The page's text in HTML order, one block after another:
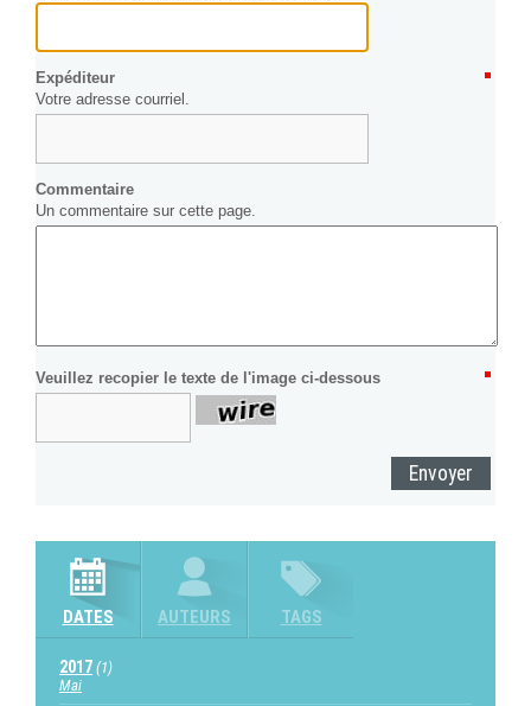
Expéditeur
Votre adresse courriel.
Commentaire
Un commentaire sur cette page.
Veuillez recopier le texte de l'image ci-dessous
DATES AUTEURS TAGS
2017 (1)
Mai